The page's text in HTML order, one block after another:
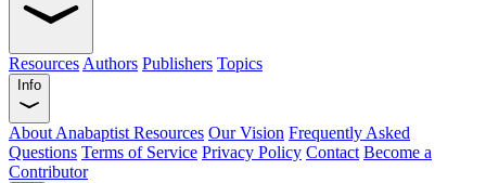
Resources Authors Publishers Topics
Info
About Anabaptist Resources Our Vision Frequently Asked
Questions Terms of Service Privacy Policy Contact Become a
Contributor